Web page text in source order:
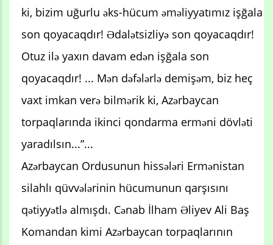
ki, bizim uğurlu əks-hücum əməliyyatımız işğala
son qoyacaqdır! Ədalətsizliyə son qoyacaqdır!
Otuz ilə yaxın davam edən işğala son
qoyacaqdır! ... Mən dəfələrlə demişəm, biz heç
vaxt imkan verə bilmərik ki, Azərbaycan
torpaqlarında ikinci qondarma erməni dövləti
yaradılsın...”...
Azərbaycan Ordusunun hissələri Ermənistan
silahlı qüvvələrinin hücumunun qarşısını
qətiyyətlə almışdı. Cənab İlham Əliyev Ali Baş
Komandan kimi Azərbaycan torpaqlarının